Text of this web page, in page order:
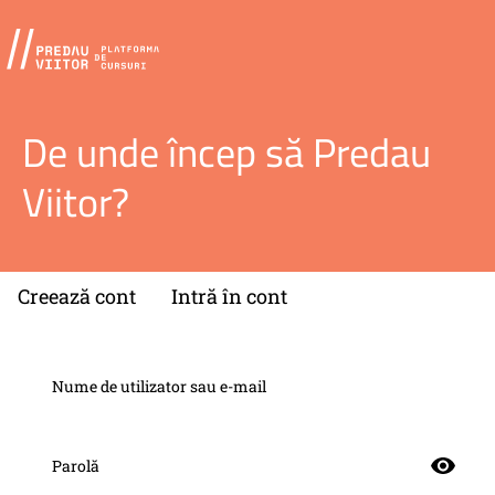
De unde încep să Predau
Viitor?
Creează cont Intră în cont
Nume de utilizator sau e-mail
Parolă